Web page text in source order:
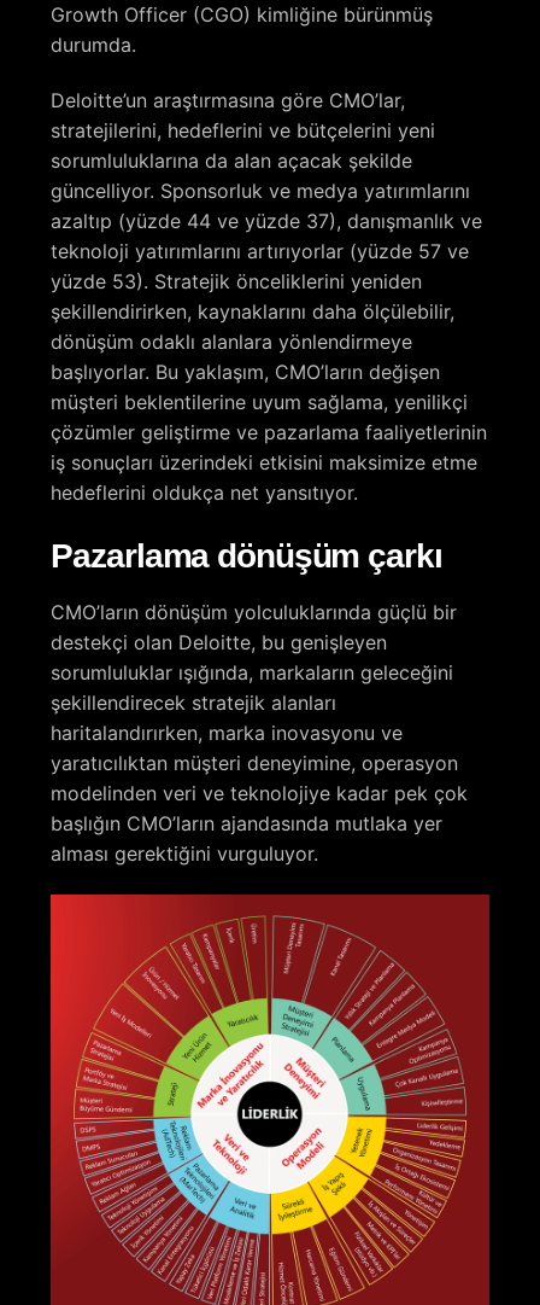
Growth Officer (CGO) kimliğine bürünmüş
durumda.
Deloitte’un araştırmasına göre CMO’lar,
stratejilerini, hedeflerini ve bütçelerini yeni
sorumluluklarına da alan açacak şekilde
güncelliyor. Sponsorluk ve medya yatırımlarını
azaltıp (yüzde 44 ve yüzde 37), danışmanlık ve
teknoloji yatırımlarını artırıyorlar (yüzde 57 ve
yüzde 53). Stratejik önceliklerini yeniden
şekillendirirken, kaynaklarını daha ölçülebilir,
dönüşüm odaklı alanlara yönlendirmeye
başlıyorlar. Bu yaklaşım, CMO’ların değişen
müşteri beklentilerine uyum sağlama, yenilikçi
çözümler geliştirme ve pazarlama faaliyetlerinin
iş sonuçları üzerindeki etkisini maksimize etme
hedeflerini oldukça net yansıtıyor.
Pazarlama dönüşüm çarkı
CMO’ların dönüşüm yolculuklarında güçlü bir
destekçi olan Deloitte, bu genişleyen
sorumluluklar ışığında, markaların geleceğini
şekillendirecek stratejik alanları
haritalandırırken, marka inovasyonu ve
yaratıcılıktan müşteri deneyimine, operasyon
modelinden veri ve teknolojiye kadar pek çok
başlığın CMO’ların ajandasında mutlaka yer
alması gerektiğini vurguluyor.